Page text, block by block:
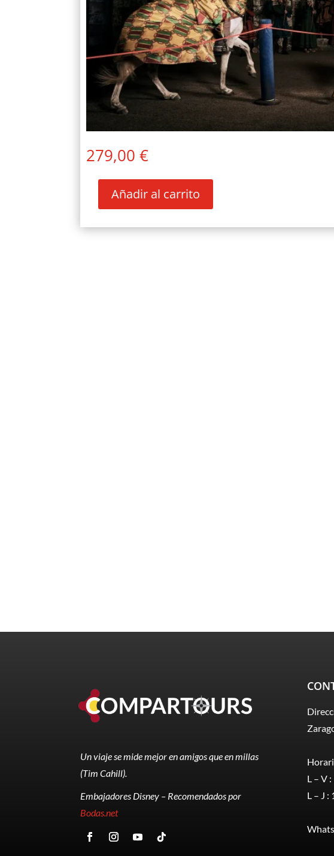
279,00€
FOU
Añadir al carrito
Un viaje se mide mejor en amigos que en millas
(Tim Cahill).
Embajadores Disney – Recomendados por
Bodas.net
L – V
L – J :